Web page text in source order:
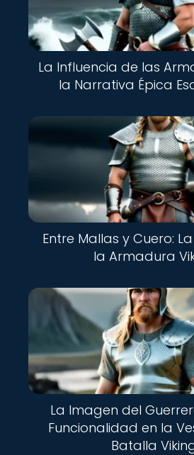
La Influencia de las
la Narrativa Épica
Entre Mallas y Cuero:
la Armadura
La Imagen del
Funcionalidad en la
Batalla